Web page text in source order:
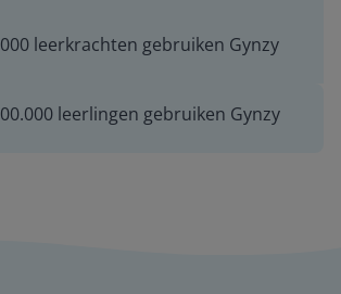
leerkrachten gebruiken Gynzy
leerlingen gebruiken Gynzy